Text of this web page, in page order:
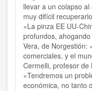
llevar a un colapso
muy difícil
«La pinza EE UU-
profundos,
Vera, de Norgestión:
comerciales, y el
Cermelli, profesor de
«Tendremos un
económica, no tanto